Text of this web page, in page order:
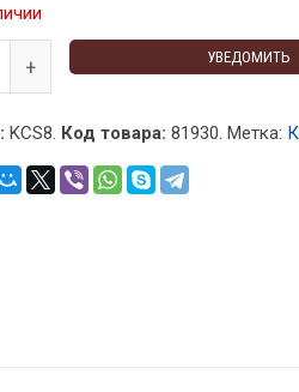
УВЕДОМИТЬ
KCS8. Код товара: 81930. Метка: